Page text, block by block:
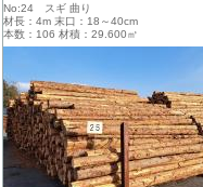
No:24 スギ 曲り
材長：4m 末口：18～40cm
本数：106 材積：29.600㎥